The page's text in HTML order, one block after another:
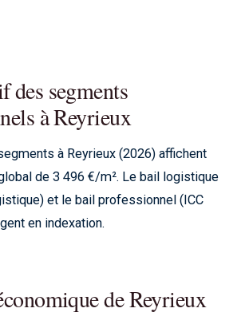
des segments
à Reyrieux
à Reyrieux (2026) affichent
de 3 496 €/m². Le bail logistique
et le bail professionnel (ICC
en indexation.
de Reyrieux